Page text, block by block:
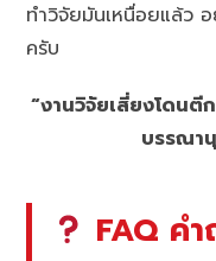
ทำวิจัยมันเหนื่อยแล้ว อ
ครับ
“งานวิจัยเสี่ยงโดนตี
บรรณา
FAQ ค